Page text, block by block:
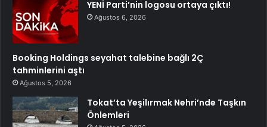
YENİ Parti’nin logosu ortaya çıktı!
Ağustos 6, 2026
Booking Holdings seyahat talebine bağlı 2Ç
tahminlerini aştı
Ağustos 5, 2026
Tokat’ta Yeşilırmak Nehri’nde Taşkın
Önlemleri